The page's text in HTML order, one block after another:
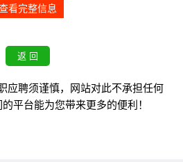
看完整信息
应聘须谨慎，网站对此不承担任何
平台能为您带来更多的便利！